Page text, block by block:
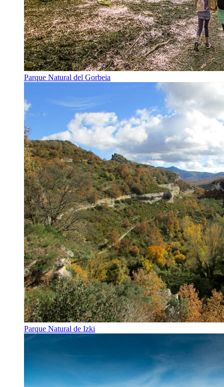
Parque Natural del Gorbeia
Parque Natural de Izki